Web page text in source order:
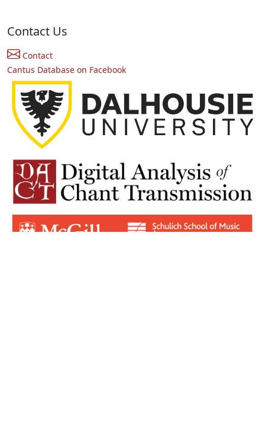
Contact Us
Contact
Cantus Database on Facebook